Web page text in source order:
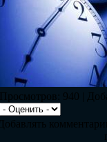
Просмотров: 940 |
Добавлять